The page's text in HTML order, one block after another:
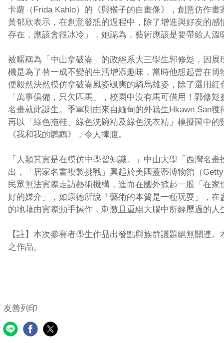
卡蘿（Frida Kahlo）的《與猴子的自畫像》，創意仿作
黃郁欣表示，在創意發想的過程中，除了增進與好友的
存在，應該會很冰冷」，她認為，藝術應該是要帶給人溫
被暱稱為「中山拿破崙」的政經系大三學生郭修彣，因
機是為了替一成不變的生活增添趣味，當時他想起曾在
便毅然決然模仿拿破崙風姿颯爽的騎馬雄姿，除了選用
「萬事俱備，只欠匹馬」，校園中沒有馬可借用！郭修
名畫就此誕生。季軍則由來自緬甸的外籍生Hkawn San
再以「綠色拖鞋、綠色洗碗精及綠色洗衣精」模擬圖中
《我和我的鸚鵡》，令人捧腹。
「人類其實是在模仿中學習知識。」中山大學「西灣名
出，「居家名畫複製挑戰」興起於美國蓋蒂博物館（
民眾無法實際走訪藝術機構，進而在國外掀起一股「在
好的媒介」，如康德所說「藝術的本質是一種玩耍」，
的地藉由實際動手操作，刺激且重組大腦中所經歷過的人
【註】本次參賽者學生作品出發點與族群議題絕無關連
之作品。
友善列印